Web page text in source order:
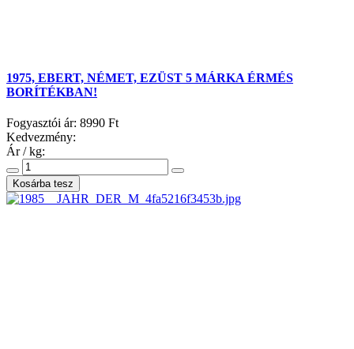
1975, EBERT, NÉMET, EZÜST 5 MÁRKA ÉRMÉS
BORÍTÉKBAN!
Fogyasztói ár: 8990 Ft
Kedvezmény:
Ár / kg: